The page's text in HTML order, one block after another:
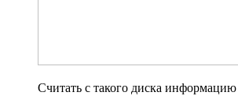
Считать с такого диска